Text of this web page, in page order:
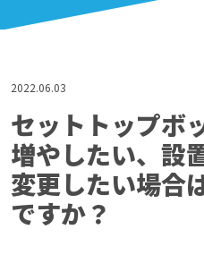
2022.06.03
セットトップボ
増やしたい、設
変更したい場合
ですか？